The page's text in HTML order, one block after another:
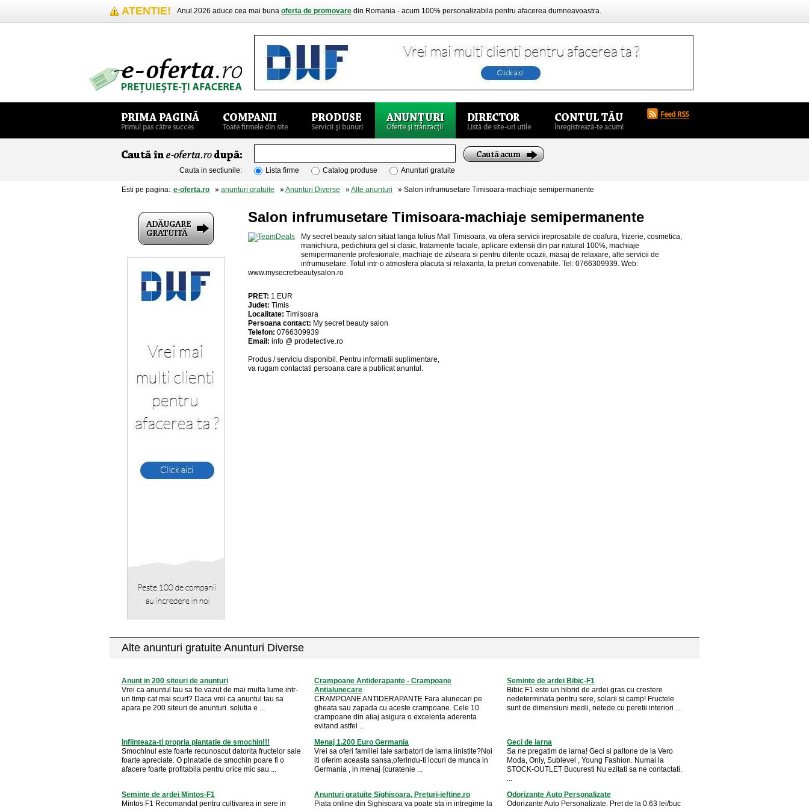
ATENTIE! Anul 2026 aduce cea mai buna oferta de promovare din Romania - acum 100% personalizabila pentru afacerea dumneavoastra.
Cauta in sectiunile: Lista firme Catalog produse Anunturi gratuite
Esti pe pagina: e-oferta.ro » anunturi gratuite »Anunturi Diverse »Alte anunturi » Salon infrumusetare Timisoara-machiaje semipermanente
Salon infrumusetare Timisoara-machiaje semipermanente
My secret beauty salon situat langa Iulius Mall Timisoara, va ofera servicii ireprosabile de coafura, frizerie, cosmetica,
manichiura, pedichiura gel si clasic, tratamente faciale, aplicare extensii din par natural 100%, machiaje
semipermanente profesionale, machiaje de zi/seara si pentru diferite ocazii, masaj de relaxare, alte servicii de
infrumusetare. Totul intr-o atmosfera placuta si relaxanta, la preturi convenabile. Tel: 0766309939. Web:
www.mysecretbeautysalon.ro
PRET: 1 EUR
Judet: Timis
Localitate: Timisoara
Persoana contact: My secret beauty salon
Telefon: 0766309939
Email: info @ prodetective.ro
Produs / serviciu disponibil . Pentru informatii suplimentare,
va rugam contactati persoana care a publicat anuntul.
Alte anunturi gratuite Anunturi Diverse
Anunt in 200 siteuri de anunturi
Vrei ca anuntul tau sa fie vazut de mai multa lume intr-
un timp cat mai scurt? Daca vrei ca anuntul tau sa
apara pe 200 siteuri de anunturi. solutia e ...
Crampoane Antiderapante - Crampoane
Antialunecare
CRAMPOANE ANTIDERAPANTE Fara alunecari pe
gheata sau zapada cu aceste crampoane. Cele 10
crampoane din aliaj asigura o excelenta aderenta
evitand astfel ...
Seminte de ardei Bibic-F1
Bibic F1 este un hibrid de ardei gras cu crestere
nedeterminata pentru sere, solarii si camp! Fructele
sunt de dimensiuni medii, netede cu peretii interiori ...
Infiinteaza-ti propria plantatie de smochin!!!
Smochinul este foarte recunoscut datorita fructelor sale
foarte apreciate. O plnatatie de smochin poare fi o
afacere foarte profitabila pentru orice mic sau ...
Menaj 1.200 Euro Germania
Vrei sa oferi familiei tale sarbatori de iarna linistite?Noi
iti oferim aceasta sansa,oferindu-ti locuri de munca in
Germania , in menaj (curatenie ...
Geci de iarna
Sa ne pregatim de iarna! Geci si paltone de la Vero
Moda, Only, Sublevel , Young Fashion. Numai la
STOCK-OUTLET Bucuresti Nu ezitati sa ne contactati.
...
Seminte de ardei Mintos-F1
Mintos F1 Recomandat pentru cultivarea in sere in
Anunturi gratuite Sighisoara, Preturi-ieftine.ro
Piata online din Sighisoara va poate sta in intregime la
Odorizante Auto Personalizate
Odorizante Auto Personalizate. Pret de la 0.63 lei/buc